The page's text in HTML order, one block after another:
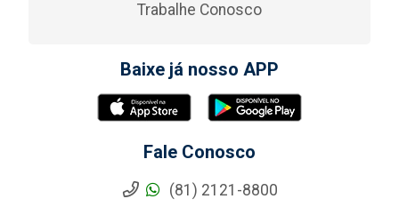
Trabalhe Conosco
Baixe já nosso APP
Fale Conosco
(81) 2121-8800